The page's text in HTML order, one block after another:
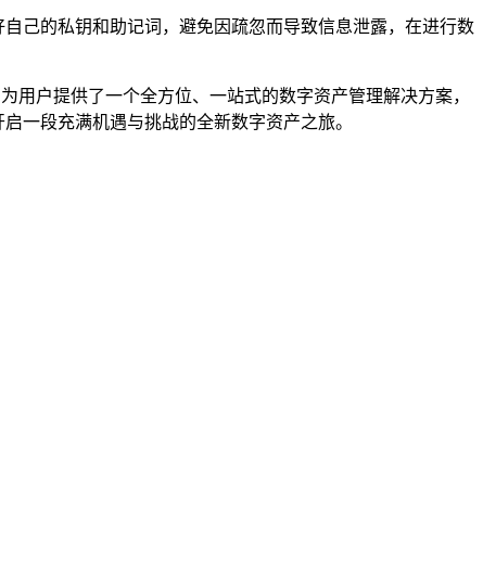
己的私钥和助记词，避免因疏忽而导致信息泄露，在进行数
用户提供了一个全方位、一站式的数字资产管理解决方案，
一段充满机遇与挑战的全新数字资产之旅。